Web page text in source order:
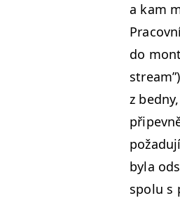
a kam
do
z
byla
spolu s